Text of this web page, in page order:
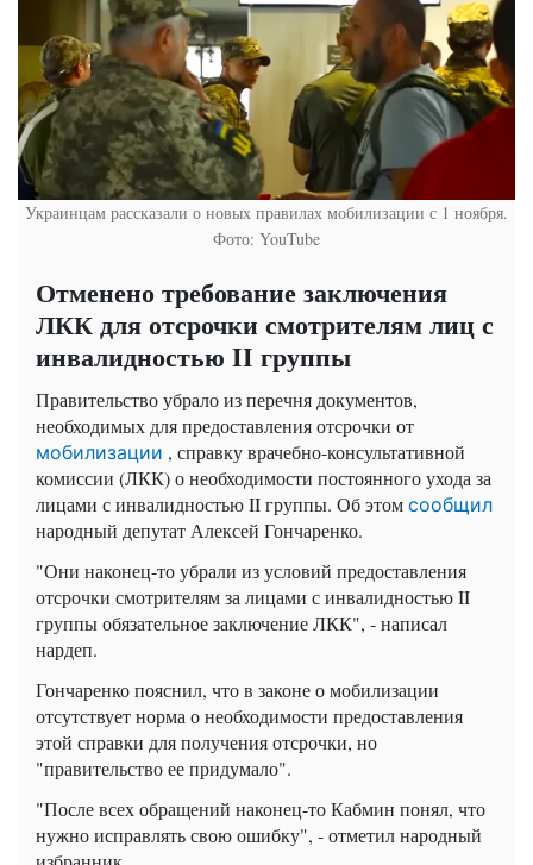
Украинцам рассказали о новых правилах мобилизации с 1 ноября.
Фото: YouTube
Отменено требование заключения
ЛКК для отсрочки смотрителям лиц с
инвалидностью II группы
Правительство убрало из перечня документов,
необходимых для предоставления отсрочки от
мобилизации , справку врачебно-консультативной
комиссии (ЛКК) о необходимости постоянного ухода за
лицами с инвалидностью II группы. Об этом сообщил
народный депутат Алексей Гончаренко.
"Они наконец-то убрали из условий предоставления
отсрочки смотрителям за лицами с инвалидностью II
группы обязательное заключение ЛКК", - написал
нардеп.
Гончаренко пояснил, что в законе о мобилизации
отсутствует норма о необходимости предоставления
этой справки для получения отсрочки, но
"правительство ее придумало".
"После всех обращений наконец-то Кабмин понял, что
нужно исправлять свою ошибку", - отметил народный